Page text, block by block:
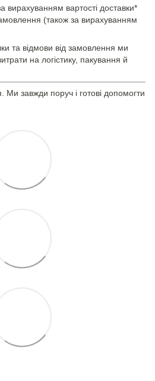
вирахуванням вартості доставки*
(також за вирахуванням
та відмови від замовлення ми
на логістику, пакування й
завжди поруч і готові допомогти